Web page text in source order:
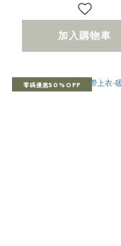
加入購物車
零碼優惠50%OFF